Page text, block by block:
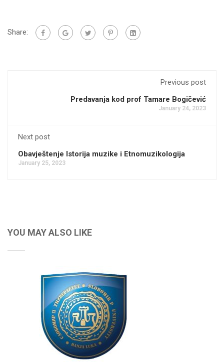
Share:
Previous post
Predavanja kod prof Tamare Bogičević
January 24, 2023
Next post
Obavještenje Istorija muzike i Etnomuzikologija
January 25, 2023
YOU MAY ALSO LIKE